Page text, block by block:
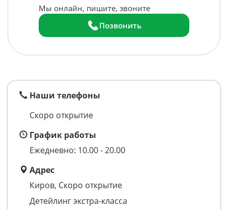
Мы онлайн, пишите, звоните
Позвонить
Наши телефоны
Скоро открытие
График работы
Ежедневно: 10.00 - 20.00
Адрес
Киров, Скоро открытие
Детейлинг экстра-класса